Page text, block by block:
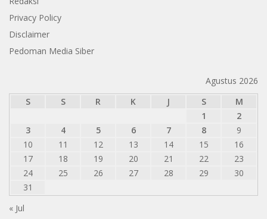
Privacy Policy
Disclaimer
Pedoman Media Siber
Agustus 2026
S
S R K J S
M
1
2
3
4 5 6 7 8
9
10
11 12 13 14 15
16
17
18 19 20 21 22
23
24
25 26 27 28 29
30
31
« Jul